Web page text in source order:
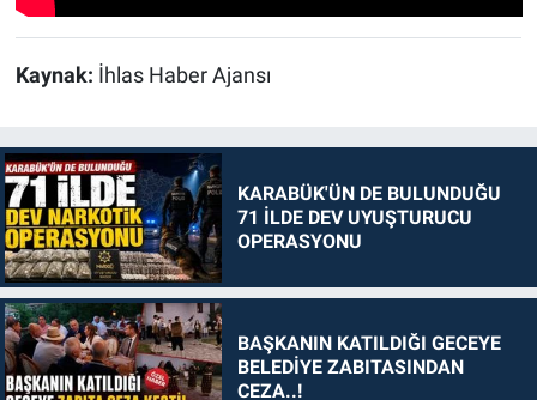
Kaynak: İhlas Haber Ajansı
KARABÜK'ÜN DE BULUNDUĞU
71 İLDE DEV UYUŞTURUCU
OPERASYONU
BAŞKANIN KATILDIĞI GECEYE
BELEDİYE ZABITASINDAN
CEZA..!